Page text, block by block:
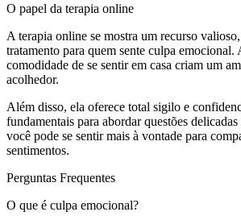
O papel da terapia online
A terapia online se mostra um recurso
tratamento para quem sente culpa emocional.
comodidade de se sentir em casa criam um
acolhedor.
Além disso, ela oferece total sigilo e
fundamentais para abordar questões
você pode se sentir mais à vontade para
sentimentos.
Perguntas Frequentes
O que é culpa emocional?